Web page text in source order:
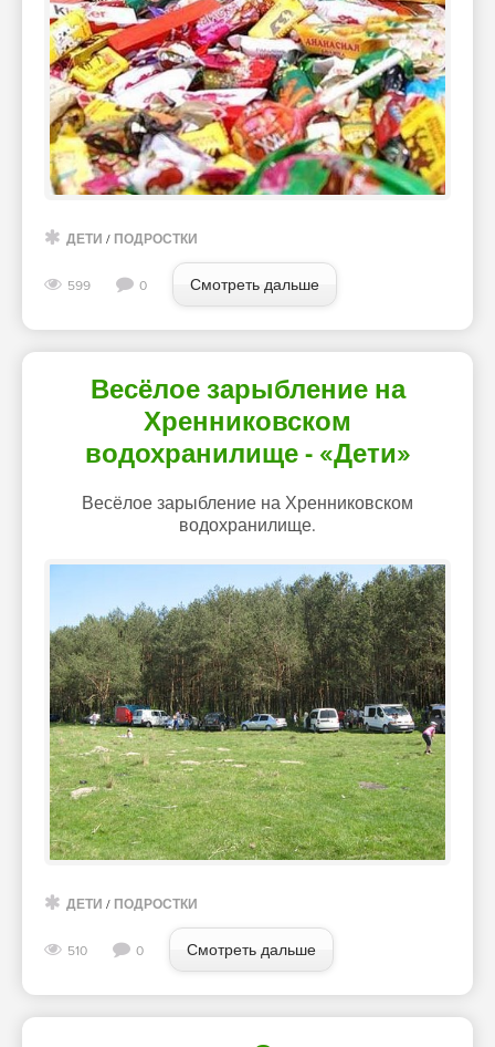
ДЕТИ / ПОДРОСТКИ
599 0 Смотреть дальше
Весёлое зарыбление на
Хренниковском
водохранилище - «Дети»
Весёлое зарыбление на Хренниковском
водохранилище.
ДЕТИ / ПОДРОСТКИ
510 0 Смотреть дальше